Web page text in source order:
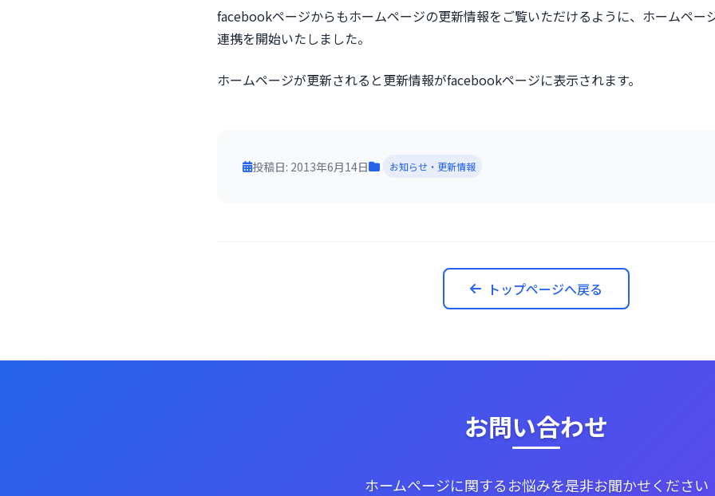
facebookページからもホームページの更新情報をご覧いただけるように、ホームペー
連携を開始いたしました。
ホームページが更新されると更新情報がfacebookページに表示されます。
投稿日: 2013年6月14日 お知らせ・更新情報
トップページへ戻る
お問い合わせ
ホームページに関するお悩みを是非お聞かせください